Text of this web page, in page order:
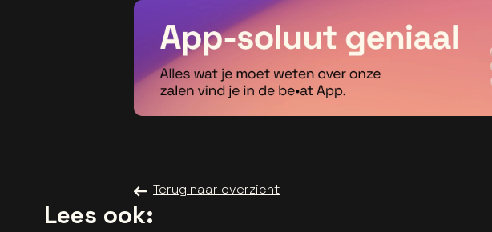
Terug naar overzicht
Lees ook: